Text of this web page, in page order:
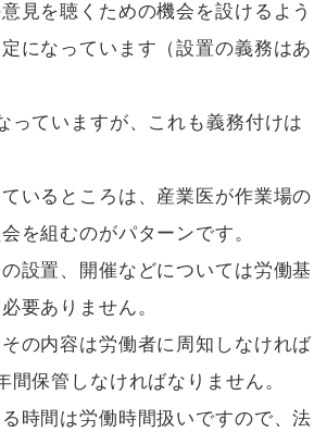
見を聴くための機会を設けるよう
になっています（設置の義務はあ
っていますが、これも義務付けは
いるところは、産業医が作業場の
を組むのがパターンです。
設置、開催などについては労働基
要ありません。
の内容は労働者に周知しなければ
間保管しなければなりません。
時間は労働時間扱いですので、法